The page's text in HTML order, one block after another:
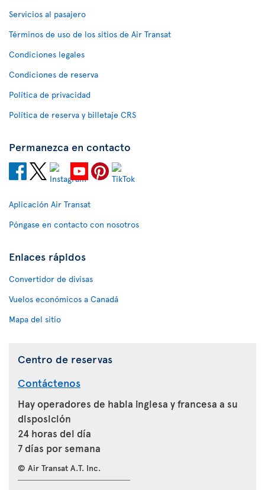
Servicios al pasajero
Términos de uso de los sitios de Air Transat
Condiciones legales
Condiciones de reserva
Política de privacidad
Política de reserva y billetaje CRS
Permanezca en contacto
Aplicación Air Transat
Póngase en contacto con nosotros
Enlaces rápidos
Convertidor de divisas
Vuelos económicos a Canadá
Mapa del sitio
Centro de reservas
Contáctenos
Hay operadores de habla inglesa y francesa a su
disposición
24 horas del día
7 días por semana
© Air Transat A.T. Inc.